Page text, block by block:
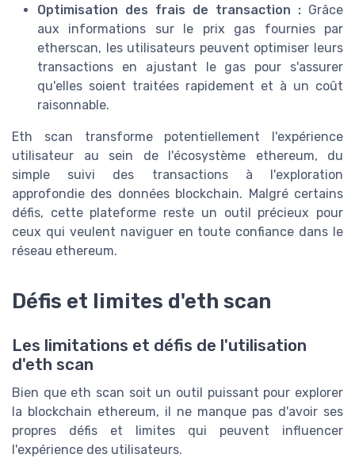
Optimisation des frais de transaction : Grâce
aux informations sur le prix gas fournies par
etherscan, les utilisateurs peuvent optimiser leurs
transactions en ajustant le gas pour s'assurer
qu'elles soient traitées rapidement et à un coût
raisonnable.
Eth scan transforme potentiellement l'expérience
utilisateur au sein de l'écosystème ethereum, du
simple suivi des transactions à l'exploration
approfondie des données blockchain. Malgré certains
défis, cette plateforme reste un outil précieux pour
ceux qui veulent naviguer en toute confiance dans le
réseau ethereum.
Défis et limites d'eth scan
Les limitations et défis de l'utilisation
d'eth scan
Bien que eth scan soit un outil puissant pour explorer
la blockchain ethereum, il ne manque pas d'avoir ses
propres défis et limites qui peuvent influencer
l'expérience des utilisateurs.